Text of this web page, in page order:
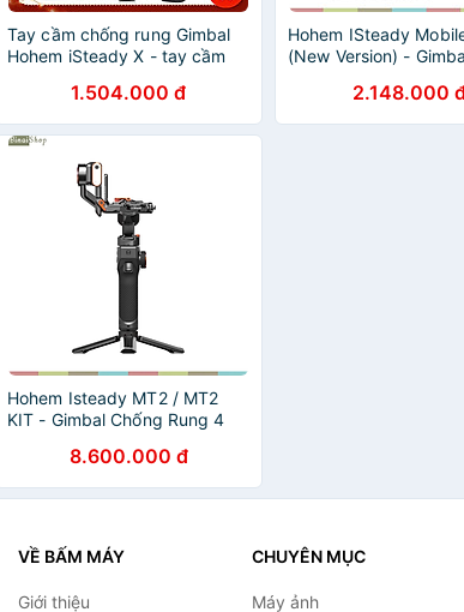
Tay cầm chống rung Gimbal
Hohem iSteady X - tay cầm
thoại nhẹ nhất thế giới - Hàng
chính hãng
1.504.000 đ
Hohem ISteady
(New Version) -
Nhận Diện Khuôn Mặt,
Dõi Chuyển Động,
2.148.000
Hohem Isteady MT2 / MT2
KIT - Gimbal Chống Rung 4
Smartphone, Camera Action,
Máy Ảnh Cỡ Nhỏ Và DSLR,
Tích Hợp Cảm Biến AI, Tải
hãng
8.600.000 đ
VỀ BẤM MÁY
Giới thiệu
CHUYÊN MỤC
Máy ảnh